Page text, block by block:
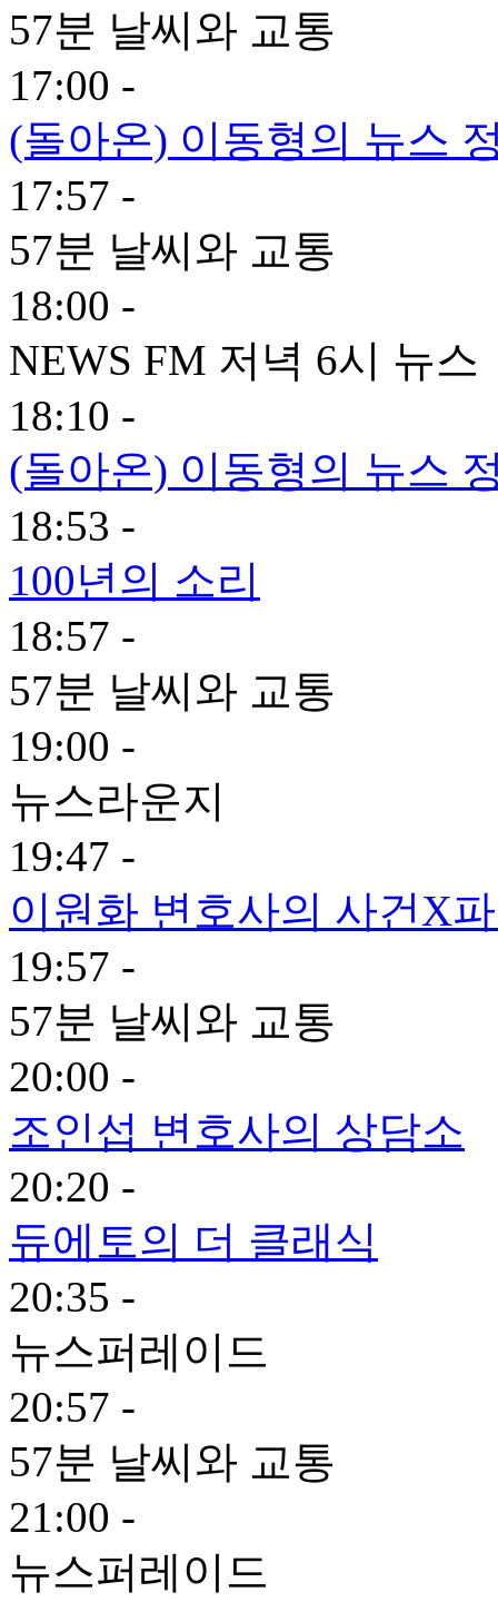
57분 날씨와 교통
17:00 -
(돌아온) 이동형의 뉴스
17:57 -
57분 날씨와 교통
18:00 -
NEWS FM 저녁 6시 뉴스
18:10 -
(돌아온) 이동형의 뉴스
18:53 -
100년의 소리
18:57 -
57분 날씨와 교통
19:00 -
뉴스라운지
19:47 -
이원화 변호사의 사건X
19:57 -
57분 날씨와 교통
20:00 -
조인섭 변호사의 상담소
20:20 -
듀에토의 더 클래식
20:35 -
뉴스퍼레이드
20:57 -
57분 날씨와 교통
21:00 -
뉴스퍼레이드